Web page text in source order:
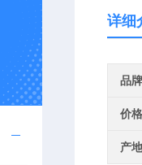
详细
品牌
价
产